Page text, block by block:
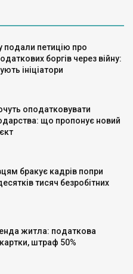
подали петицію про
боргів через війну:
ініціатори
оподатковувати
що пропонує новий
бракує кадрів попри
тисяч безробітних
житла: податкова
штраф 50%